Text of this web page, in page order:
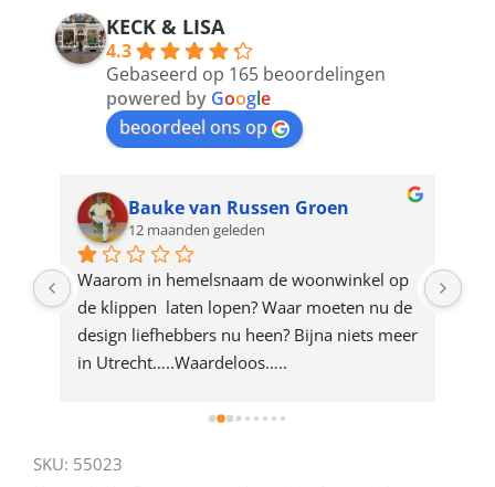
address
product
KECK & LISA
4.3
Gebaseerd op 165 beoordelingen
powered by Google
beoordeel ons op
Bauke van Russen Groen
12 maanden geleden
Waarom in hemelsnaam de woonwinkel op
de klippen  laten lopen? Waar moeten nu de
design liefhebbers nu heen? Bijna niets meer
in Utrecht…..Waardeloos…..
SKU: 55023